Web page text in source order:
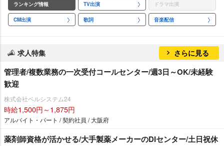
ランキング情報 TV出演 ドラマ出演
CM出演 歌詞 音楽配信
求人特集 さらに見る
管理者/複数業務の一次受付コールセンター/週3日～OK/未経験
歓迎
株式会社ベルシステム24
時給1,500円～1,875円
アルバイト・パート / 契約社員 / 大阪府
薬剤師資格が活かせる/大手製薬メーカーのDIセンター/土日祝休